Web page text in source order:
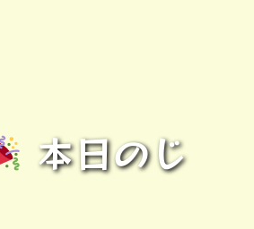
本日のじ